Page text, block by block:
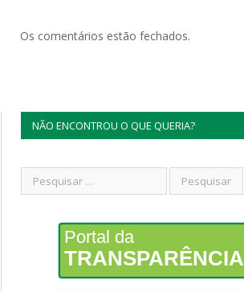
Os comentários estão fechados.
NÃO ENCONTROU O QUE QUERIA?
Portal da
TRANSPARÊNCIA